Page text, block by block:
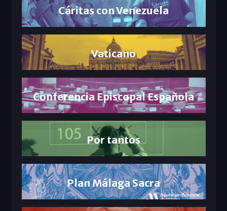
Cáritas con Venezuela
Vaticano
Conferencia Episcopal Española
Por tantos
Plan Málaga Sacra